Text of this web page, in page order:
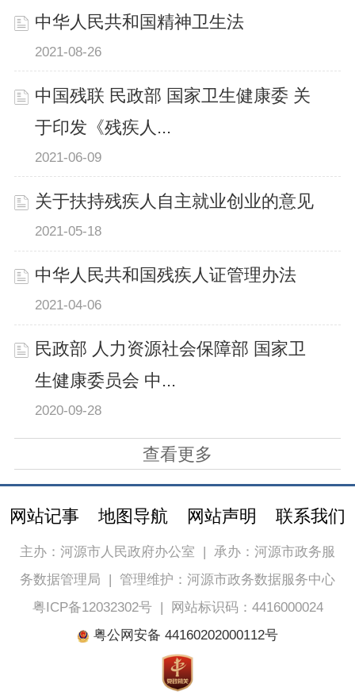
中华人民共和国精神卫生法
2021-08-26
中国残联 民政部 国家卫生健康委 关
于印发《残疾人...
2021-06-09
关于扶持残疾人自主就业创业的意见
2021-05-18
中华人民共和国残疾人证管理办法
2021-04-06
民政部 人力资源社会保障部 国家卫
生健康委员会 中...
2020-09-28
查看更多
网站记事 地图导航 网站声明 联系我们
主办：河源市人民政府办公室
承办：河源市政务服
务数据管理局
管理维护：河源市政务数据服务中心
粤ICP备12032302号|
网站标识码：4416000024
粤公网安备 44160202000112号